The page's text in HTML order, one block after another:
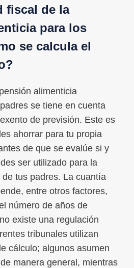
fiscal de la
para los
se calcula el
alimenticia
se tiene en cuenta
de previsión. Este es
ahorrar para tu propia
de que se evalúe si y
ser utilizado para la
tus padres. La cuantía
entre otros factores,
número de años de
existe una regulación
tribunales utilizan
cálculo; algunos asumen
manera general, mientras